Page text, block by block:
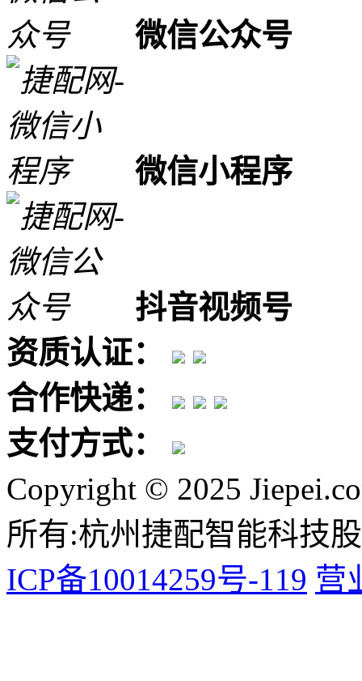
微信公众号
微信小程序
抖音视频号
资质认证：
合作快递：
支付方式：
Copyright © 2025
所有:杭州捷配智能科技
ICP备10014259号-119 营